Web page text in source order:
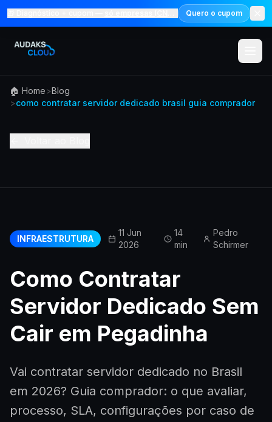
só empresas (CNPJ) Quero o cupom
Audaks
Falar
🏠 Home>Blog
>como contratar servidor dedicado brasil guia comprador
INFRAESTRUTURA
11 Jun
2026
14
min
Pedro
Schirmer
Como Contratar
Servidor Dedicado Sem
Cair em Pegadinha
Vai contratar servidor dedicado no Brasil
em 2026? Guia comprador: o que avaliar,
processo, SLA, configurações por caso de